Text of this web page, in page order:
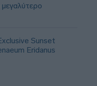
μεγαλύτερο
Sunset
Eridanus